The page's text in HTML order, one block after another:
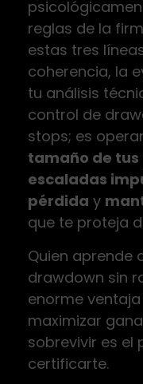
reglas de la
estas tres
coherencia, la
tu análisis
control de
stops; es
tamaño de
escaladas
pérdida y
que te proteja
Quien aprende
drawdown sin
enorme
maximizar
sobrevivir es el
certificarte.